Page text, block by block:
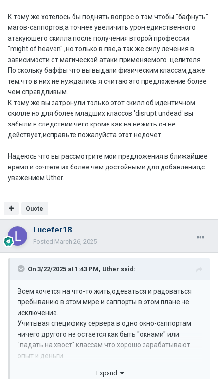
К тому же хотелось бы поднять вопрос о том чтобы "бафнуть"
магов-саппортов,а точнее увеличить урон единственного
атакующего скилла после получения второй профессии
"might of heaven" ,но только в пве,а так же силу лечения в
зависимости от магической атаки применяемого целителя.
По скольку баффы что вы выдали физическим классам,даже
тем,что в них не нуждались я считаю это предложение более
чем справдливым.
К тому же вы затронули только этот скилл:об идентичном
скилле но для более младших классов 'disrupt undead' вы
забыли в следствии чего кроме как на нежить он не
действует,исправьте пожалуйста этот недочет.
Надеюсь что вы рассмотрите мои предложения в ближайшее
время и сочтете их более чем достойными для добавления,с
уважением Uther.
Quote
Lucefer18
Posted March 26, 2025
On 3/22/2025 at 1:43 PM, Uther said:
Всем хочется на что-то жить,одеваться и радоваться
пребыванию в этом мире.и саппорты в этом плане не
исключение.
Учитывая специфику сервера в одно окно-саппортам
ничего другого не остается как быть "окнами" или
"падать на хвост" классам что хорошо зарабатывают
опыт и деньги.
хроник предусматривает равенство в этом плане:для
Expand